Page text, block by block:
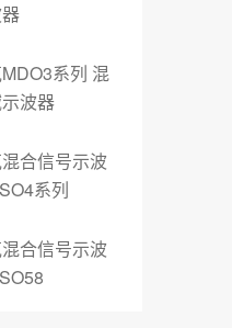
系列 混
波器
合信号示波
系列
合信号示波